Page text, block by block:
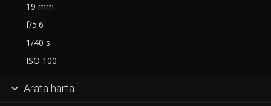
19 mm
f/5.6
1/40 s
ISO 100
 Arata harta